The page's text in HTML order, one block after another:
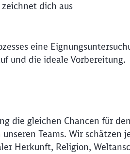
dich aus
eine
und die ideale Vorbereitung.
die gleichen Chancen für
Teams. Wir schätzen
Herkunft, Religion,
Sie zuweitergeleitet werden?